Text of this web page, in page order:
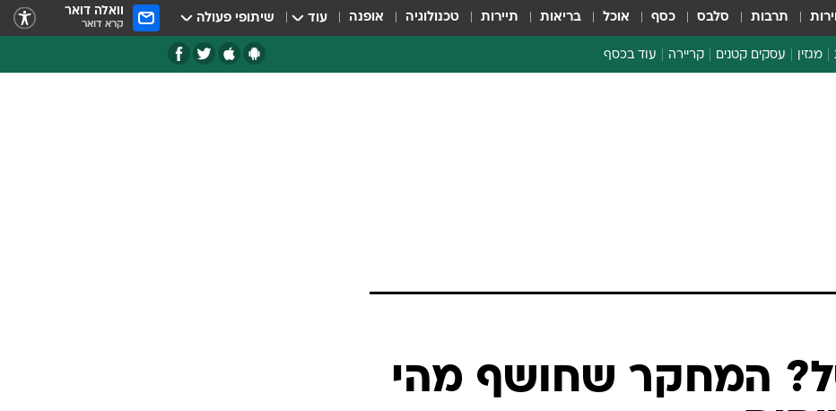
תרבות סלבס כסף אוכל בריאות תיירות טכנולוגיה אופנה עוד שיתופי פעולה וואלה דואר
קרא דואר
מגזין עסקים קטנים קריירה עוד בכסף
המחקר שחושף מהי